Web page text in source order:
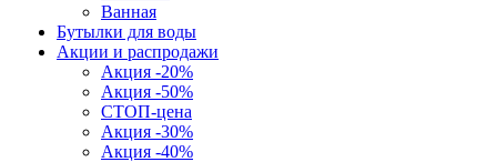
Ванная
Бутылки для воды
Акции и распродажи
Акция -20%
Акция -50%
СТОП-цена
Акция -30%
Акция -40%